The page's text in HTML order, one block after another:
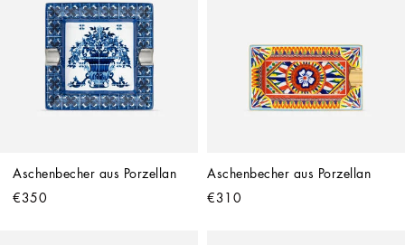
Aschenbecher aus Porzellan
€350
Aschenbecher aus Porzellan
€310